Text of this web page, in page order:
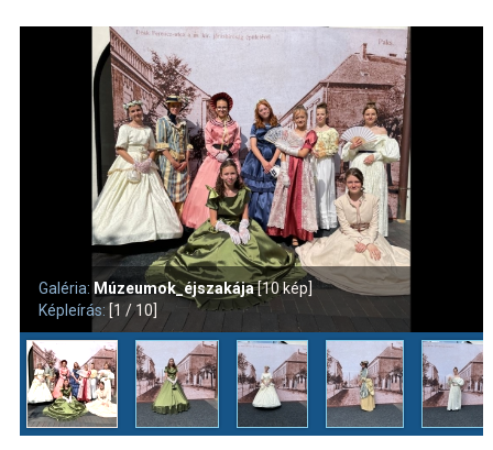
Galéria: Múzeumok_éjszakája[10 kép]
Képleírás: [1 / 10]